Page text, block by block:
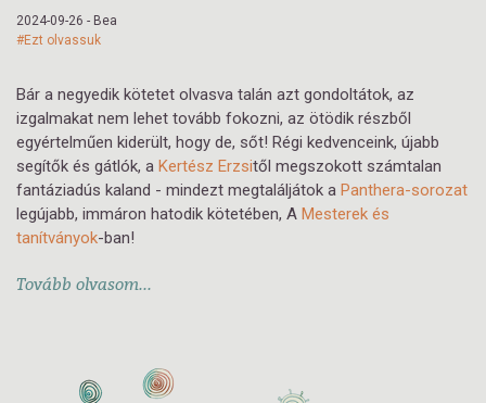
2024-09-26 - Bea
#Ezt olvassuk
Bár a negyedik kötetet olvasva talán azt gondoltátok, az
izgalmakat nem lehet tovább fokozni, az ötödik részből
egyértelműen kiderült, hogy de, sőt! Régi kedvenceink, újabb
segítők és gátlók, a Kertész Erzsitől megszokott számtalan
fantáziadús kaland - mindezt megtaláljátok a Panthera-sorozat
legújabb, immáron hatodik kötetében, A Mesterek és
tanítványok-ban!
Tovább olvasom...